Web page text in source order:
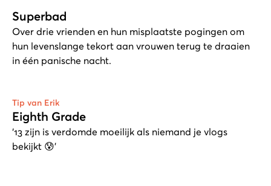
Superbad
Over drie vrienden en hun misplaatste pogingen om
hun levenslange tekort aan vrouwen terug te draaien
in één panische nacht.
Tip van Erik
Eighth Grade
‘13 zijn is verdomde moeilijk als niemand je vlogs
bekijkt 😰’